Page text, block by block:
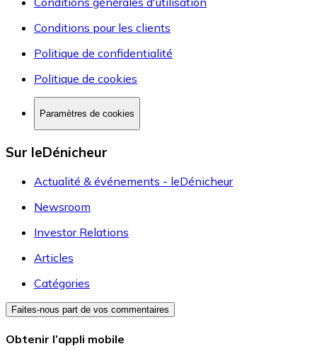
Conditions pour les clients
Politique de confidentialité
Politique de cookies
Paramètres de cookies
Sur leDénicheur
Actualité & événements - leDénicheur
Newsroom
Investor Relations
Articles
Catégories
Faites-nous part de vos commentaires
Obtenir l’appli mobile